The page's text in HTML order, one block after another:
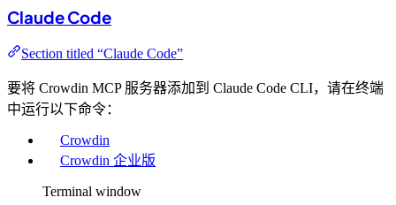
Claude Code
Section titled “Claude Code”
要将 Crowdin MCP 服务器添加到 Claude Code CLI，请在终端
中运行以下命令：
Crowdin
Crowdin 企业版
Terminal window